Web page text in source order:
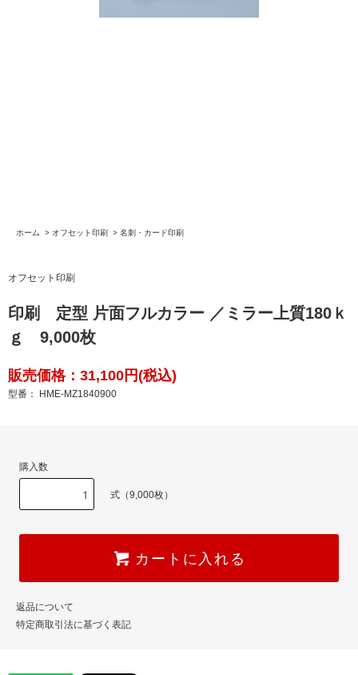
ホーム > オフセット印刷 > 名刺・カード印刷
オフセット印刷
印刷 定型 片面フルカラー ／ミラー上質180ｋ
ｇ 9,000枚
販売価格：31,100円(税込)
型番： HME-MZ1840900
購入数
式（9,000枚）
カートに入れる
返品について
特定商取引法に基づく表記